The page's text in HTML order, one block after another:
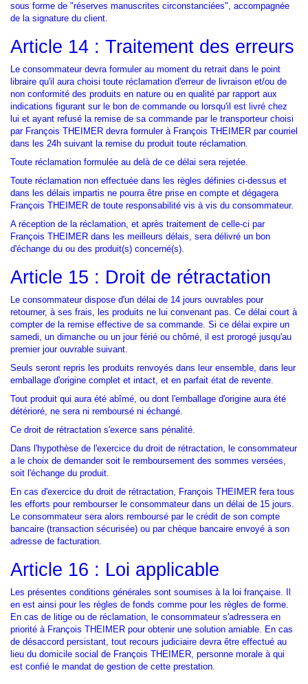
sous forme de "réserves manuscrites circonstanciées", accompagnée
de la signature du client.
Article 14 : Traitement des erreurs
Le consommateur devra formuler au moment du retrait dans le point
libraire qu'il aura choisi toute réclamation d'erreur de livraison et/ou de
non conformité des produits en nature ou en qualité par rapport aux
indications figurant sur le bon de commande ou lorsqu'il est livré chez
lui et ayant refusé la remise de sa commande par le transporteur choisi
par François THEIMER devra formuler à François THEIMER par courriel
dans les 24h suivant la remise du produit toute réclamation.
Toute réclamation formulée au delà de ce délai sera rejetée.
Toute réclamation non effectuée dans les règles définies ci-dessus et
dans les délais impartis ne pourra être prise en compte et dégagera
François THEIMER de toute responsabilité vis à vis du consommateur.
A réception de la réclamation, et après traitement de celle-ci par
François THEIMER dans les meilleurs délais, sera délivré un bon
d'échange du ou des produit(s) concerné(s).
Article 15 : Droit de rétractation
Le consommateur dispose d'un délai de 14 jours ouvrables pour
retourner, à ses frais, les produits ne lui convenant pas. Ce délai court à
compter de la remise effective de sa commande. Si ce délai expire un
samedi, un dimanche ou un jour férié ou chômé, il est prorogé jusqu'au
premier jour ouvrable suivant.
Seuls seront repris les produits renvoyés dans leur ensemble, dans leur
emballage d'origine complet et intact, et en parfait état de revente.
Tout produit qui aura été abîmé, ou dont l'emballage d'origine aura été
détérioré, ne sera ni remboursé ni échangé.
Ce droit de rétractation s'exerce sans pénalité.
Dans l'hypothèse de l'exercice du droit de rétractation, le consommateur
a le choix de demander soit le remboursement des sommes versées,
soit l'échange du produit.
En cas d'exercice du droit de rétractation, François THEIMER fera tous
les efforts pour rembourser le consommateur dans un délai de 15 jours.
Le consommateur sera alors remboursé par le crédit de son compte
bancaire (transaction sécurisée) ou par chèque bancaire envoyé à son
adresse de facturation.
Article 16 : Loi applicable
Les présentes conditions générales sont soumises à la loi française. Il
en est ainsi pour les règles de fonds comme pour les règles de forme.
En cas de litige ou de réclamation, le consommateur s'adressera en
priorité à François THEIMER pour obtenir une solution amiable. En cas
de désaccord persistant, tout recours judiciaire devra être effectué au
lieu du domicile social de François THEIMER, personne morale à qui
est confié le mandat de gestion de cette prestation.